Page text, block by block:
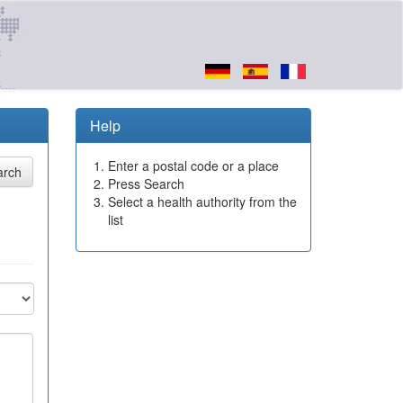
Help
Enter a postal code or a place
Press Search
Select a health authority from the
list